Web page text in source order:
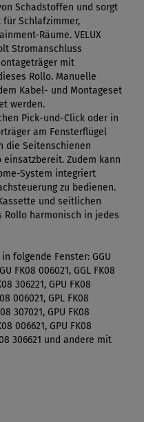
Schadstoffen und sorgt
Schlafzimmer,
Räume. VELUX
Stromanschluss
mit
Rollo. Manuelle
Kabel- und Montageset
werden.
Pick-und-Click oder in
am Fensterflügel
die Seitenschienen
Zudem kann
System integriert
zu bedienen.
und seitlichen
Rollo harmonisch in jedes
folgende Fenster: GGU
FK08 006021, GGL FK08
306221, GPU FK08
006021, GPL FK08
307021, GPU FK08
006621, GPU FK08
306621 und andere mit